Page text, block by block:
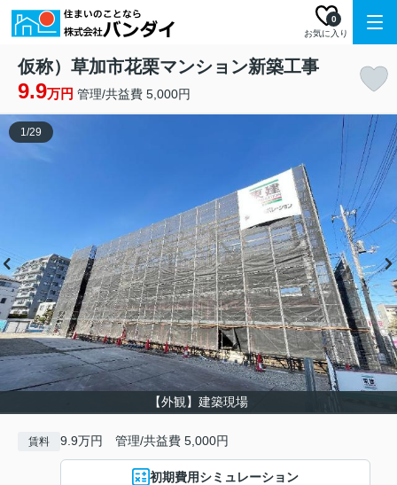
お気に入り
0
仮称）草加市花栗マンション新築工事
9.9万円 管理/共益費 5,000円
【外観】建築現場
1/29
賃料 9.9万円 管理/共益費 5,000円
初期費用シミュレーション